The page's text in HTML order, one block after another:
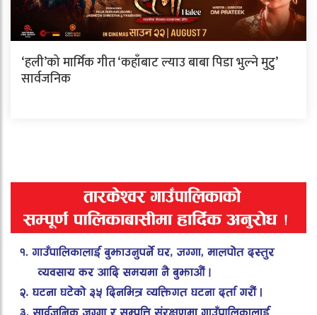
‘हली’को मार्मिक गीत ‘कहाँबाट ल्याउ बाबा पिडा भुल्ने मुटु’
सार्वजनिक